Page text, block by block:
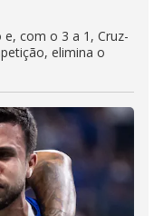
com o 3 a 1, Cruz-
elimina o